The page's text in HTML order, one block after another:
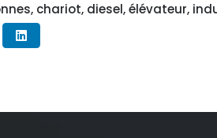
, chariot, diesel,élévateur,